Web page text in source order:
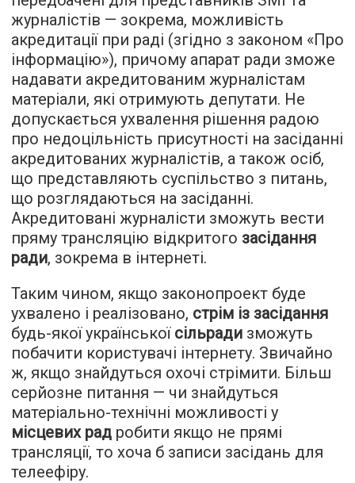
журналістів — зокрема, можливість
акредитації при раді (згідно з законом «Про
інформацію»), причому апарат ради зможе
надавати акредитованим журналістам
матеріали, які отримують депутати. Не
допускається ухвалення рішення радою
про недоцільність присутності на засіданні
акредитованих журналістів, а також осіб,
що представляють суспільство з питань,
що розглядаються на засіданні.
Акредитовані журналісти зможуть вести
пряму трансляцію відкритого засідання
ради, зокрема в інтернеті.
Таким чином, якщо законопроект буде
ухвалено і реалізовано, стрім із засідання
будь-якої української сільради зможуть
побачити користувачі інтернету. Звичайно
ж, якщо знайдуться охочі стрімити. Більш
серйозне питання — чи знайдуться
матеріально-технічні можливості у
місцевих рад робити якщо не прямі
трансляції, то хоча б записи засідань для
телеефіру.